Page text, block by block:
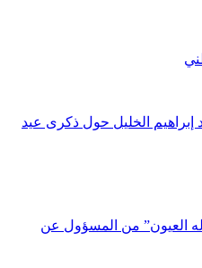
الخليل حول ذكرى عيد
العيون” من المسؤول عن